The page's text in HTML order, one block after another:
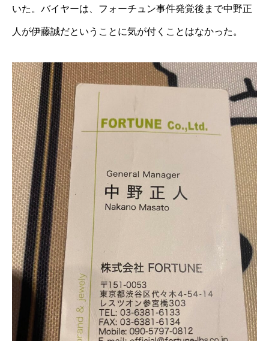
いた。バイヤーは、フォーチュン事件発覚後まで中野正
人が伊藤誠だということに気が付くことはなかった。